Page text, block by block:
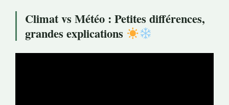
Climat vs Météo : Petites différences,
grandes explications